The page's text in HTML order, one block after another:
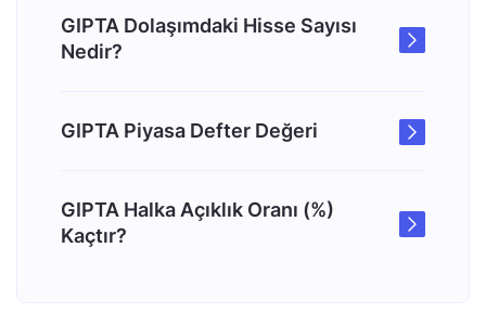
GIPTA Dolaşımdaki Hisse Sayısı
Nedir?
GIPTA Piyasa Defter Değeri
GIPTA Halka Açıklık Oranı (%)
Kaçtır?